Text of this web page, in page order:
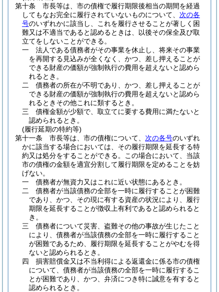
第十条
市長等は、市の債権で履行期限後相当の期間を経過
してもなお完全に履行されていないものについて、 次の各
号のいずれかに該当し、これを履行させることが著しく困
難又は不適当であると認めるときは、以後その保全及び取
立てをしないことができる。
一
法人である債務者がその事業を休止し、将来その事業
を再開する見込みが全くなく、かつ、差し押えることが
できる財産の価額が強制執行の費用を超えないと認めら
れるとき。
二
債務者の所在が不明であり、かつ、差し押えることが
できる財産の価額が強制執行の費用を超えないと認めら
れるときその他これに類するとき。
三
債権金額が少額で、取立てに要する費用に満たないと
認められるとき。
(履行延期の特約等)
第十一条
市長等は、市の債権について、 次の各号のいずれ
かに該当する場合においては、その履行期限を延長する特
約又は処分をすることができる。
この場合において、当該
市の債権の金額を適宜分割して履行期限を定めることを妨
げない。
一
債務者が無資力又はこれに近い状態にあるとき。
二
債務者が当該債務の全部を一時に履行することが困難
であり、かつ、その現に有する資産の状況により、履行
期限を延長することが徴収上有利であると認められると
き。
三
債務者について災害、盗難その他の事故が生じたこと
により、債務者が当該債務の全部を一時に履行すること
が困難であるため、履行期限を延長することがやむを得
ないと認められるとき。
四
損害賠償金又は不当利得による返還金に係る市の債権
について、債務者が当該債務の全部を一時に履行するこ
とが困難であり、かつ、弁済につき特に誠意を有すると
認められるとき。